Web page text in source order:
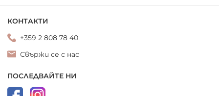
КОНТАКТИ
+359 2 808 78 40
Свържи се с нас
ПОСЛЕДВАЙТЕ НИ